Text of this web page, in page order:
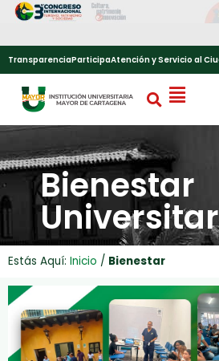
TransparenciaParticipaAtención y Servicio al
Bienestar
Estás Aquí: Inicio / Bienestar